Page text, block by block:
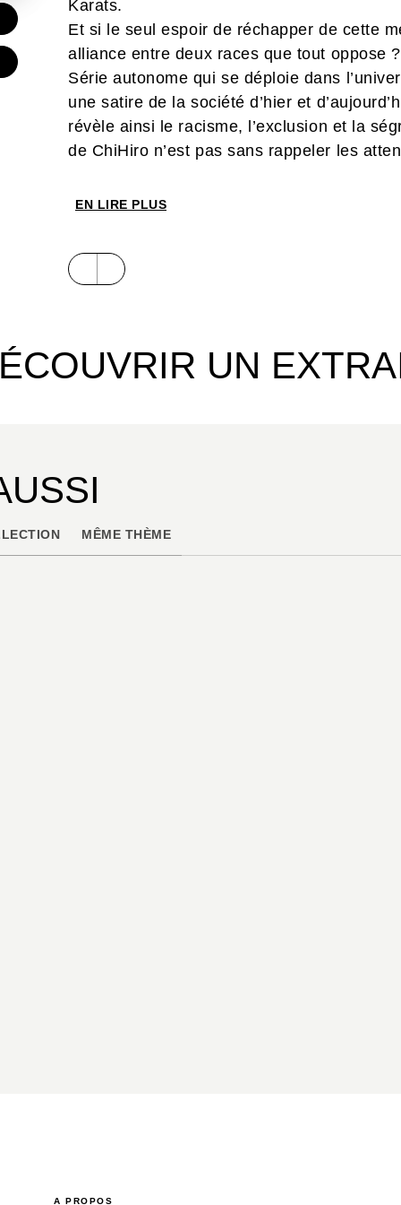
Karats.
Et si le seul espoir de réchapper de cette
alliance entre deux races que tout oppose ?
Série autonome qui se déploie dans
une satire de la société d’hier et
révèle ainsi le racisme, l’exclusion et la
de ChiHiro n’est pas sans rappeler les
une touche fantastique au récit, et à
EN LIRE PLUS
UN
MÊME THÈME
A PROPOS